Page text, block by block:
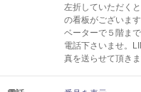
左折していただく
の看板がございま
ベーターで５階ま
電話下さいませ。
真を送らせて頂きま